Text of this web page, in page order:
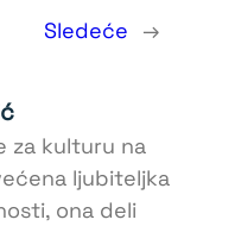
Sledeće →
za kulturu na
ljubiteljka
ona deli